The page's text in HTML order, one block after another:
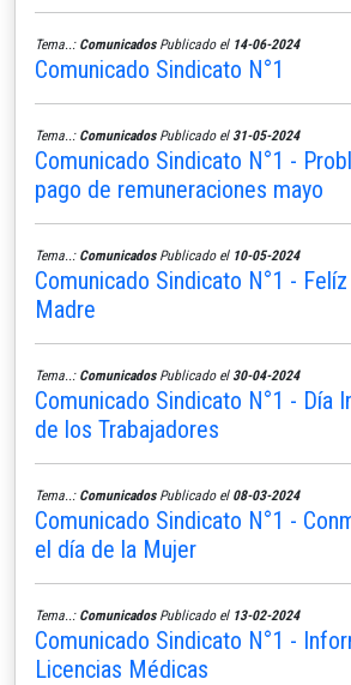
Tema..: ComunicadosPublicado el 14-06-2024
Comunicado Sindicato N°1
Tema..: ComunicadosPublicado el 31-05-2024
Comunicado Sindicato N°1 -
pago de remuneraciones mayo
Tema..: ComunicadosPublicado el 10-05-2024
Comunicado Sindicato N°1 -
Madre
Tema..: ComunicadosPublicado el 30-04-2024
Comunicado Sindicato N°1 - Día
de los Trabajadores
Tema..: ComunicadosPublicado el 08-03-2024
Comunicado Sindicato N°1 -
el día de la Mujer
Tema..: ComunicadosPublicado el 13-02-2024
Comunicado Sindicato N°1 -
Licencias Médicas